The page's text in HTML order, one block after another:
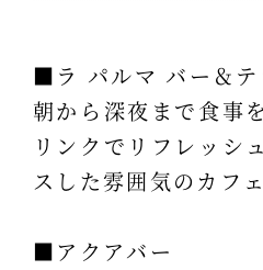
■ラ パルマ バー＆テ
朝から深夜まで食事
リンクでリフレッシ
スした雰囲気のカフ
■アクアバー